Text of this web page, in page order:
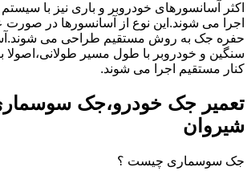
اکثر آسانسورهای خودروبر و باری نیز با
اجرا می شوند.این نوع از آسانسورها در صورت
حفره جک به روش مستقیم طراحی می
سنگین و خودروبر با طول مسیر
کنار مستقیم اجرا می شوند.
تعمیر جک خودرو،جک
شیروان
جک سوسماری چیست ؟